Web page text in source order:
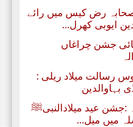
رض کیس میں رائے
ایوبی کھرل...
جشن چراغاں
رسالت میلاد ریلی :
بہاوالدین
:جشن عید میلادالنبیﷺ
میں میل...